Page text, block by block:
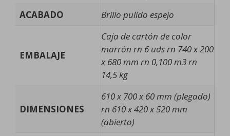
ACABADO
Brillo pulido espejo
EMBALAJE
Caja de cartón de color
marrón rn 6 uds rn 740 x 200
x 680 mm rn 0,100 m3 rn
14,5 kg
DIMENSIONES
610 x 700 x 60 mm (plegado)
rn 610 x 420 x 520 mm
(abierto)